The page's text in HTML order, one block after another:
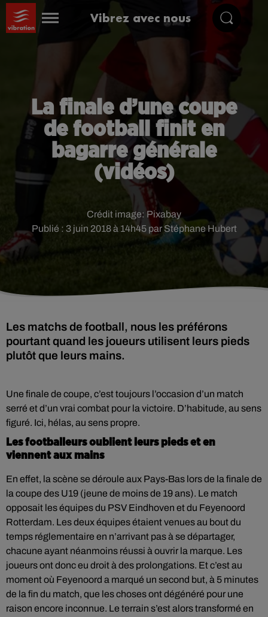
Vibrez avec nous
La finale d’une coupe
de football finit en
bagarre générale
(vidéos)
Publié : 3 juin 2018 à 14h45 par Stéphane Hubert
Crédit image: Pixabay
Les matchs de football, nous les préférons
pourtant quand les joueurs utilisent leurs pieds
plutôt que leurs mains.
Une finale de coupe, c’est toujours l’occasion d’un match
serré et d’un vrai combat pour la victoire. D’habitude, au sens
figuré. Ici, hélas, au sens propre.
Les footballeurs oublient leurs pieds et en
viennent aux mains
En effet, la scène se déroule aux Pays-Bas lors de la finale de
la coupe des U19 (jeune de moins de 19 ans). Le match
opposait les équipes du PSV Eindhoven et du Feyenoord
Rotterdam. Les deux équipes étaient venues au bout du
temps réglementaire en n’arrivant pas à se départager,
chacune ayant néanmoins réussi à ouvrir la marque. Les
joueurs ont donc eu droit à des prolongations. Et c’est au
moment où Feyenoord a marqué un second but, à 5 minutes
de la fin du match, que les choses ont dégénéré pour une
raison encore inconnue. Le terrain s’est alors transformé en